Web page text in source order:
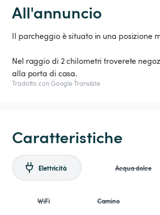
All'annuncio
Il parcheggio è situato in una posizione
Nel raggio di 2 chilometri troverete
alla porta di casa.
Tradotto con Google Translate
Caratteristiche
Elettricità Acqua dolce
WiFi Camino